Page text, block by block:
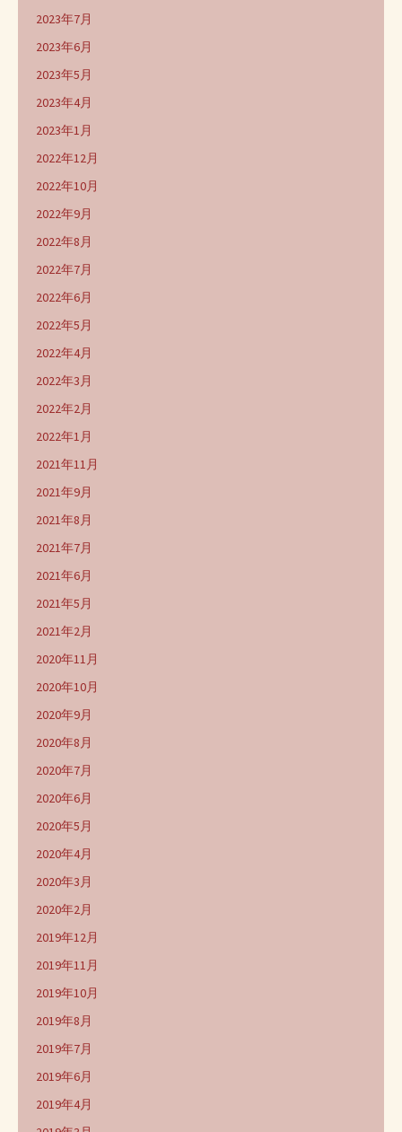
2023年7月
2023年6月
2023年5月
2023年4月
2023年1月
2022年12月
2022年10月
2022年9月
2022年8月
2022年7月
2022年6月
2022年5月
2022年4月
2022年3月
2022年2月
2022年1月
2021年11月
2021年9月
2021年8月
2021年7月
2021年6月
2021年5月
2021年2月
2020年11月
2020年10月
2020年9月
2020年8月
2020年7月
2020年6月
2020年5月
2020年4月
2020年3月
2020年2月
2019年12月
2019年11月
2019年10月
2019年8月
2019年7月
2019年6月
2019年4月